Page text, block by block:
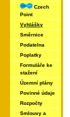
Czech
Point
Vyhlášky
Směrnice
Podatelna
Poplatky
Formuláře ke
stažení
Územní plány
Povinné údaje
Rozpočty
Smlouvy a